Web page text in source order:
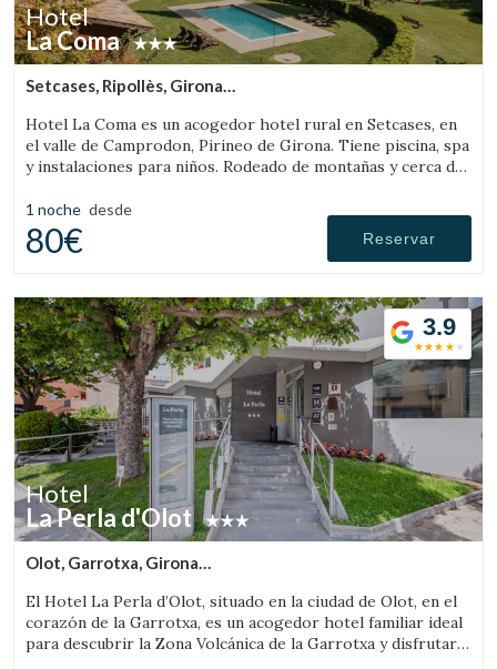
Hotel
La Coma
Setcases, Ripollès, Girona
Hotel La Coma es un acogedor hotel rural en Setcases, en
el valle de Camprodon, Pirineo de Girona. Tiene piscina, spa
y instalaciones para niños. Rodeado de montañas y cerca de
1 noche desde
80€ Reservar
3.9
Hotel
La Perla d'Olot
Olot, Garrotxa, Girona
El Hotel La Perla d’Olot, situado en la ciudad de Olot, en el
corazón de la Garrotxa, es un acogedor hotel familiar ideal
para descubrir la Zona Volcánica de la Garrotxa y disfrutar
Guardar configuración Aceptar todas